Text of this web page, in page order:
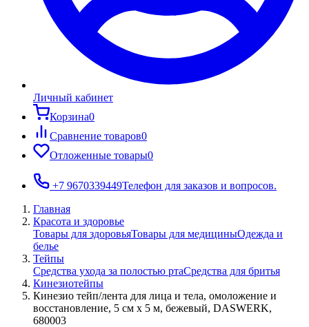
Личный кабинет
Корзина0
Сравнение товаров0
Отложенные товары0
+7 9670339449Телефон для заказов и вопросов.
Главная
Красота и здоровье
Товары для здоровьяТовары для медициныОдежда и
белье
Тейпы
Средства ухода за полостью ртаСредства для бритья
Кинезиотейпы
Кинезио тейп/лента для лица и тела, омоложение и
восстановление, 5 см х 5 м, бежевый, DASWERK,
680003